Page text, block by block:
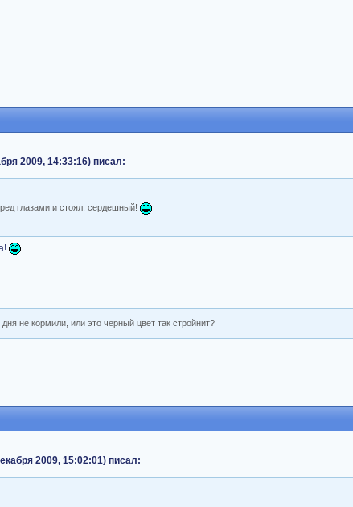
2009, 14:33:16) писал:
глазами и стоял, сердешный!
не кормили, или это черный цвет так стройнит?
2009, 15:02:01) писал: